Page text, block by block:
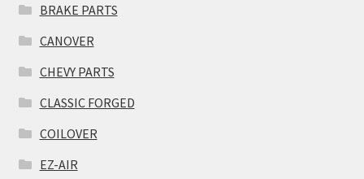
BRAKE PARTS
CANOVER
CHEVY PARTS
CLASSIC FORGED
COILOVER
EZ-AIR